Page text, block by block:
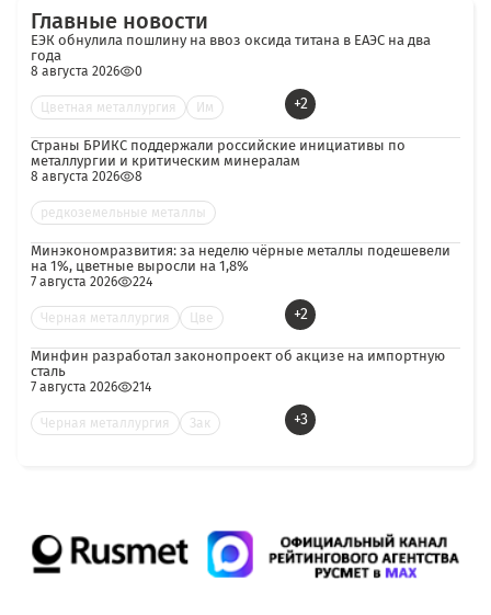
Главные новости
ЕЭК обнулила пошлину на ввоз оксида титана в ЕАЭС на два
года
8 августа 2026 0
Цветная металлургия Им +2
Страны БРИКС поддержали российские инициативы по
металлургии и критическим минералам
8 августа 2026 8
редкоземельные металлы
Минэкономразвития: за неделю чёрные металлы подешевели
на 1%, цветные выросли на 1,8%
7 августа 2026 224
Черная металлургия Цве +2
Минфин разработал законопроект об акцизе на импортную
сталь
7 августа 2026 214
Черная металлургия Зак +3